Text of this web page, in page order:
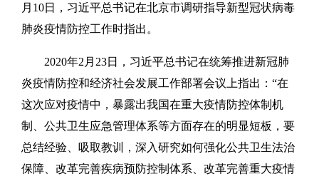
月10日，习近平总书记在北京市调研指导新型冠状病毒
肺炎疫情防控工作时指出。
2020年2月23日，习近平总书记在统筹推进新冠肺
炎疫情防控和经济社会发展工作部署会议上指出：“在
这次应对疫情中，暴露出我国在重大疫情防控体制机
制、公共卫生应急管理体系等方面存在的明显短板，要
总结经验、吸取教训，深入研究如何强化公共卫生法治
保障、改革完善疾病预防控制体系、改革完善重大疫情